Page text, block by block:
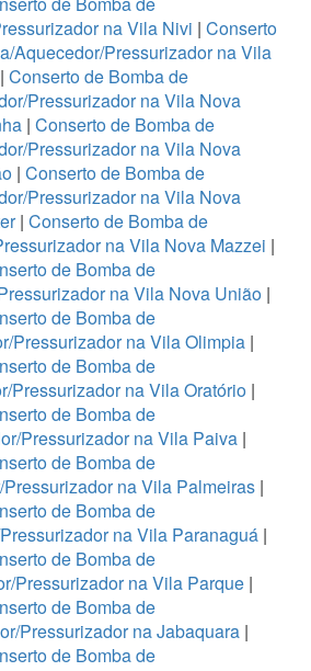
na Vila Nivi | Conserto
Aquecedor/Pressurizador na Vila
| Conserto de Bomba de
Pressurizador na Vila Nova
| Conserto de Bomba de
Pressurizador na Vila Nova
| Conserto de Bomba de
Pressurizador na Vila Nova
| Conserto de Bomba de
na Vila Nova Mazzei |
de Bomba de
na Vila Nova União |
de Bomba de
Pressurizador na Vila Olimpia |
de Bomba de
Pressurizador na Vila Oratório |
de Bomba de
Pressurizador na Vila Paiva |
de Bomba de
na Vila Palmeiras|
de Bomba de
na Vila Paranaguá |
de Bomba de
Pressurizador na Vila Parque|
de Bomba de
Pressurizador na Jabaquara|
de Bomba de